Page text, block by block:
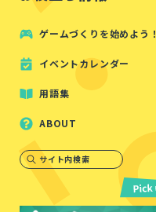
ゲームづくりを始めよう！
イベントカレンダー
用語集
ABOUT
サイト内検索